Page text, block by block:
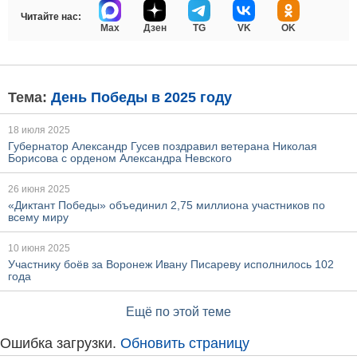
Читайте нас:
Max
Дзен TG VK OK
Тема: День Победы в 2025 году
18 июля 2025
Губернатор Александр Гусев поздравил ветерана Николая
Борисова с орденом Александра Невского
26 июня 2025
«Диктант Победы» объединил 2,75 миллиона участников по
всему миру
10 июня 2025
Участнику боёв за Воронеж Ивану Писареву исполнилось 102
года
Ещё по этой теме
Ошибка загрузки. Обновить страницу